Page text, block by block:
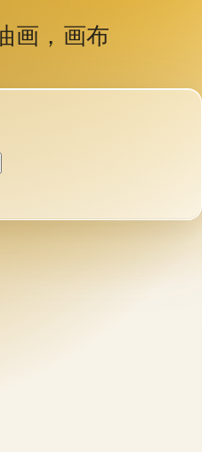
画，画布